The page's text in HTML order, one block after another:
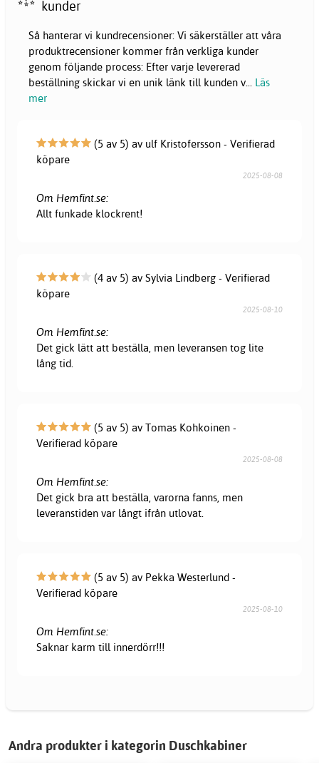
kunder
Så hanterar vi kundrecensioner: Vi säkerställer att våra
produktrecensioner kommer från verkliga kunder
genom följande process: Efter varje levererad
beställning skickar vi en unik länk till kunden v
Läs
mer
(5 av 5) av ulf Kristofersson - Verifierad
köpare
2025-08-08
Om Hemfint.se:
Allt funkade klockrent!
(4 av 5) av Sylvia Lindberg - Verifierad
köpare
2025-08-10
Om Hemfint.se:
Det gick lätt att beställa, men leveransen tog lite
lång tid.
(5 av 5) av Tomas Kohkoinen -
Verifierad köpare
2025-08-08
Om Hemfint.se:
Det gick bra att beställa, varorna fanns, men
leveranstiden var långt ifrån utlovat.
(5 av 5) av Pekka Westerlund -
Verifierad köpare
2025-08-10
Om Hemfint.se:
Saknar karm till innerdörr!!!
Andra produkter i kategorin Duschkabiner